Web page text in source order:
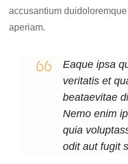
accusantium
aperiam.
Eaque ipsa
veritatis et
beataevitae
Nemo enim
quia
odit aut fugit